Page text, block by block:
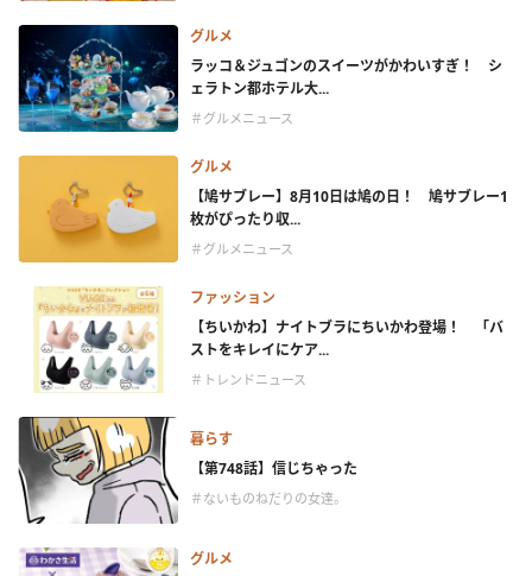
グルメ
ラッコ＆ジュゴンのスイーツがかわいすぎ！ シ
ェラトン都ホテル大...
＃グルメニュース
グルメ
【鳩サブレー】8月10日は鳩の日！ 鳩サブレー1
枚がぴったり収...
＃グルメニュース
ファッション
【ちいかわ】ナイトブラにちいかわ登場！ 「バ
ストをキレイにケア...
＃トレンドニュース
暮らす
【第748話】信じちゃった
＃ないものねだりの女達。
グルメ